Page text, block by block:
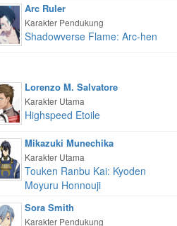
Arc Ruler
Karakter Pendukung
Shadowverse Flame: Arc-hen
Lorenzo M. Salvatore
Karakter Utama
Highspeed Etoile
Mikazuki Munechika
Karakter Utama
Touken Ranbu Kai: Kyoden
Moyuru Honnouji
Sora Smith
Karakter Pendukung